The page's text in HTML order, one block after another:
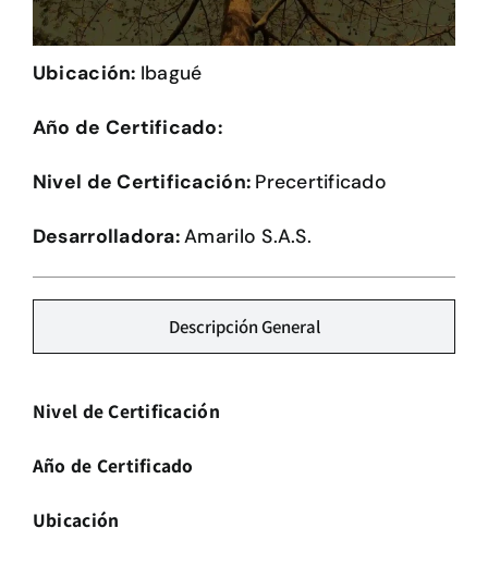
Herramientas
Credenciales
Ubicación: Ibagué
Año de Certificado:
Nivel de Certificación: Precertificado
Desarrolladora:Amarilo S.A.S.
Descripción General
Nivel de Certificación
Año de Certificado
Ubicación